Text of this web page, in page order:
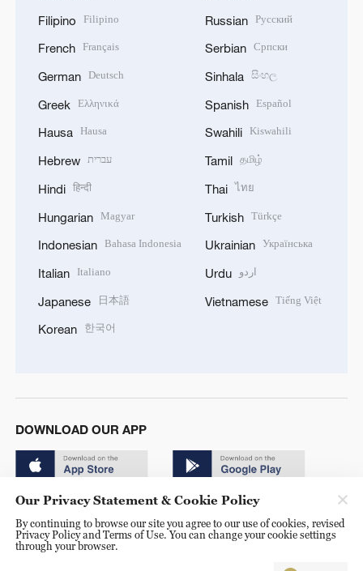
Filipino Filipino
French Français
German Deutsch
Greek Ελληνικά
Hausa Hausa
Hebrew עברית
Hindi हिन्दी
Hungarian Magyar
Indonesian Bahasa Indonesia
Italian Italiano
Japanese 日本語
Korean 한국어
Russian Русский
Serbian Српски
Sinhala සිංහල
Spanish Español
Swahili Kiswahili
Tamil தமிழ்
Thai ไทย
Turkish Türkçe
Ukrainian Українська
Urdu اردو
Vietnamese Tiếng Việt
DOWNLOAD OUR APP
© China Radio International.CRI. All Rights Reserved. 16A
Our Privacy Statement & Cookie Policy
By continuing to browse our site you agree to our use of cookies, revised
Privacy Policy and Terms of Use. You can change your cookie settings
through your browser.